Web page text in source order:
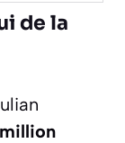
de la